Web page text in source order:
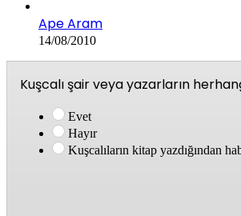
Ape Aram
14/08/2010
Kuşcalı şair veya yazarların
Evet
Hayır
Kuşcalıların kitap yazdığından